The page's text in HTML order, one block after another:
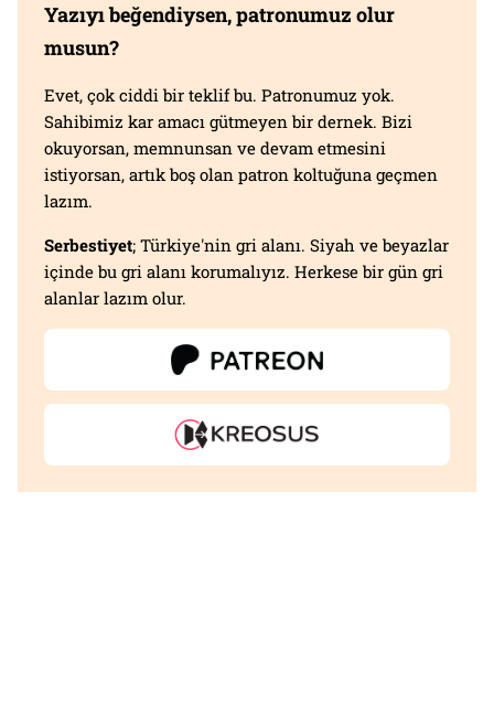
Yazıyı beğendiysen, patronumuz olur
musun?
Evet, çok ciddi bir teklif bu. Patronumuz yok.
Sahibimiz kar amacı gütmeyen bir dernek. Bizi
okuyorsan, memnunsan ve devam etmesini
istiyorsan, artık boş olan patron koltuğuna geçmen
lazım.
Serbestiyet; Türkiye'nin gri alanı. Siyah ve beyazlar
içinde bu gri alanı korumalıyız. Herkese bir gün gri
alanlar lazım olur.